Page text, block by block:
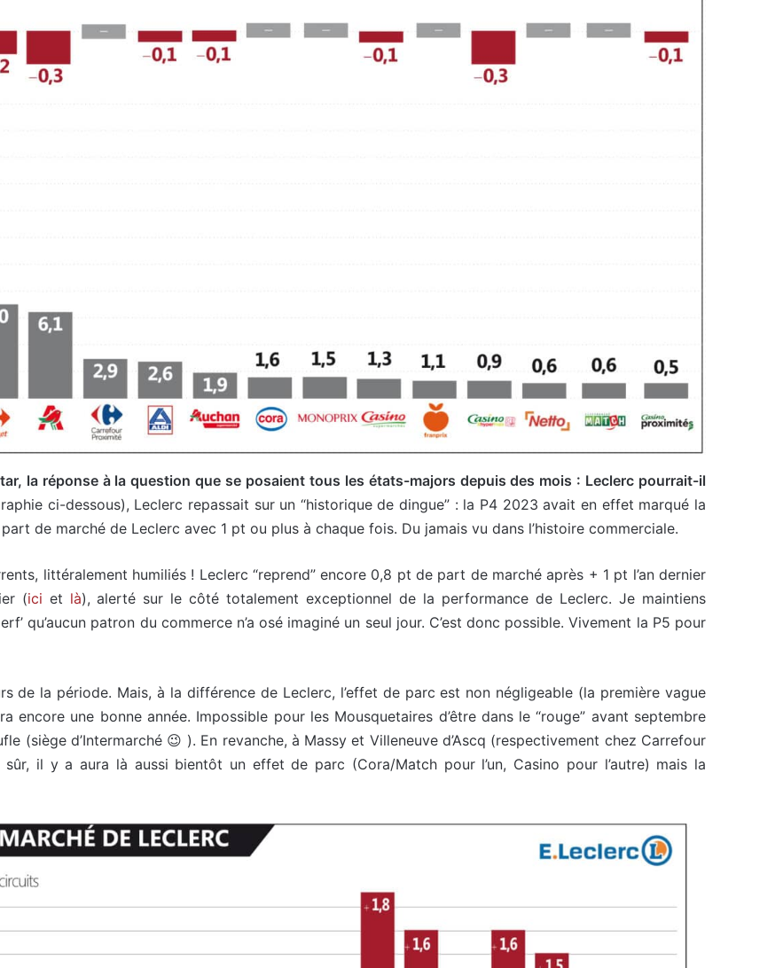
la réponse à la question que se posaient tous les états-majors depuis des mois : Leclerc pourrait-il
ci-dessous), Leclerc repassait sur un “historique de dingue” : la P4 2023 avait en effet marqué la
de marché de Leclerc avec 1 pt ou plus à chaque fois. Du jamais vu dans l’histoire commerciale.
littéralement humiliés ! Leclerc “reprend” encore 0,8 pt de part de marché après + 1 pt l’an dernier
(ici et là), alerté sur le côté totalement exceptionnel de la performance de Leclerc. Je maintiens
qu’aucun patron du commerce n’a osé imaginé un seul jour. C’est donc possible. Vivement la P5 pour
de la période. Mais, à la différence de Leclerc, l’effet de parc est non négligeable (la première vague
une bonne année. Impossible pour les Mousquetaires d’être dans le “rouge” avant septembre
(siège d’Intermarché 😉 ). En revanche, à Massy et Villeneuve d’Ascq (respectivement chez Carrefour
il y a aura là aussi bientôt un effet de parc (Cora/Match pour l’un, Casino pour l’autre) mais la